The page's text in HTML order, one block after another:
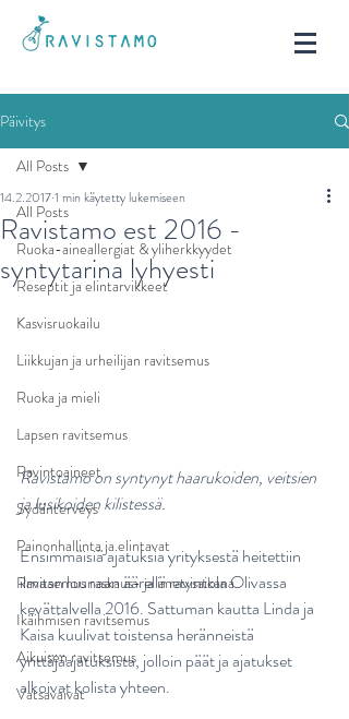
Päivitys
All Posts
Ruoka-aineallergiat & yliherkkyydet
Reseptit ja elintarvikkeet
Kasvisruokailu
Liikkujan ja urheilijan ravitsemus
Ruoka ja mieli
Lapsen ravitsemus
Ravintoaineet
Sydänterveys
Painonhallinta ja elintavat
Ravitsemus raskaus- ja imetysaikana
Ikäihmisen ravitsemus
Aikuisen ravitsemus
Vatsavaivat
All Posts
Ravistamo est 2016 -
syntytarina lyhyesti
14.2.20171 min käytetty lukemiseen
Ravistamo on syntynyt haarukoiden, veitsien
ja lusikoiden kilistessä.
Ensimmäisiä ajatuksia yrityksestä heitettiin
ilmaan lounaan äärellä ravintola Olivassa
kevättalvella 2016. Sattuman kautta Linda ja
Kaisa kuulivat toistensa heränneistä
yrittäjäajatuksista, jolloin päät ja ajatukset
alkoivat kolista yhteen.